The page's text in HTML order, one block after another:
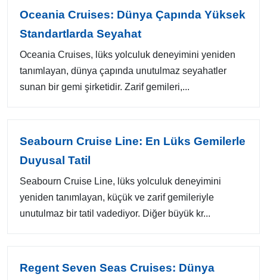
Oceania Cruises: Dünya Çapında Yüksek
Standartlarda Seyahat
Oceania Cruises, lüks yolculuk deneyimini yeniden
tanımlayan, dünya çapında unutulmaz seyahatler
sunan bir gemi şirketidir. Zarif gemileri,...
Seabourn Cruise Line: En Lüks Gemilerle
Duyusal Tatil
Seabourn Cruise Line, lüks yolculuk deneyimini
yeniden tanımlayan, küçük ve zarif gemileriyle
unutulmaz bir tatil vadediyor. Diğer büyük kr...
Regent Seven Seas Cruises: Dünya